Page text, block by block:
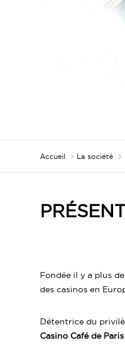
Accueil La société
Fondée il y a plus
des casinos en
Détentrice du
Casino Café de